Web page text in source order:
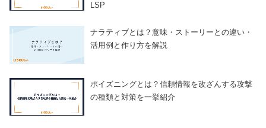
LSP
ナラティブとは？意味・ストーリーとの違い・
活用例と作り方を解説
ポイズニングとは？信頼情報を改ざんする攻撃
の種類と対策を一挙紹介